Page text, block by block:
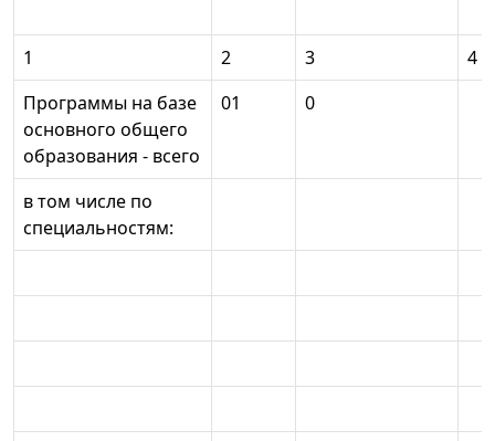
1 2 3
4
Программы на базе
основного общего
образования - всего
01 0
в том числе по
специальностям: